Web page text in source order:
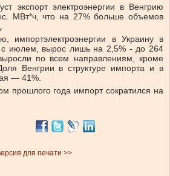
экспорт электроэнергии в Венгрию
МВт*ч, что на 27% больше объемов
импортэлектроэнергии в Украину в
с июлем, вырос лишь на 2,5% - до 264
по всем направлениям, кроме
Венгрии в структуре импорта и в
— 41%.
прошлого года импорт сократился на
для печати >>